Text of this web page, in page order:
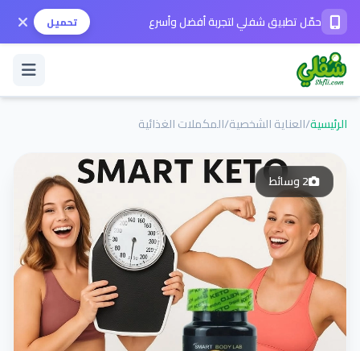
حمّل تطبيق شفلي لتجربة أفضل وأسرع تحميل
تسجيل الدخول / حساب جديد
الوضع الداكن
حمّل التطبيق
المساعدة
تواصل معنا
الرئيسية/العناية الشخصية/المكملات الغذائية
2وسائط